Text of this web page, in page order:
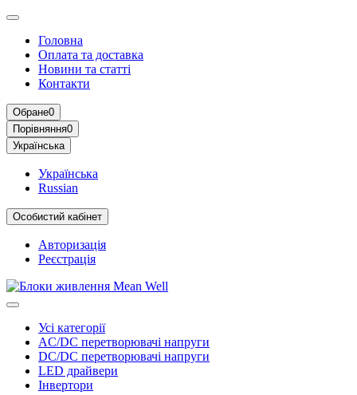
Головна
Оплата та доставка
Новини та статті
Контакти
Обране0
Порівняння0
Українська
Українська
Russian
Особистий кабінет
Авторизація
Реєстрація
Усі категорії
AC/DC перетворювачі напруги
DC/DC перетворювачі напруги
LED драйвери
Інвертори